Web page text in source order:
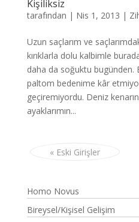
Kişiliksiz
tarafından | Nis 1, 2013 |
Uzun saçlarım ve
kırıklarla dolu kalbimle
daha da soğuktu bugünden.
paltom bedenime kâr
geçiremiyordu. Deniz
ayaklarımın...
« Eski Girişler
Homo Novus
Bireysel/Kişisel Gelişim